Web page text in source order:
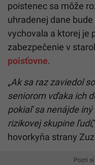
poistenec sa môže
uhradenej dane
vychovala a ktorej je
zabezpečenie v
poisťovne.
„Ak sa raz zaviedol
seniorom vďaka ich
pokiaľ sa nenájde
rizikovej skupine ľudí
hovorkyňa strany
Pozri